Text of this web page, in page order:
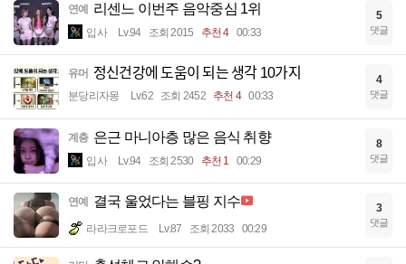
연예 리센느 이번주 음악중심 1위
입사 Lv.94 조회 2015 추천 4 00:33
5
댓글
유머 정신건강에 도움이 되는 생각 10가지
분당리자몽 Lv.62 조회 2452 추천 4 00:33
4
댓글
계층 은근 마니아층 많은 음식 취향
입사 Lv.94 조회 2530 추천 1 00:29
8
댓글
연예 결국 울었다는 블핑 지수
라라크로포드 Lv.87 조회 2033 00:29
3
댓글